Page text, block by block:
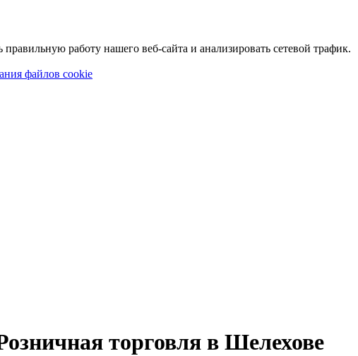
работу нашего веб-сайта и анализировать сетевой трафик.
файлов cookie
торговля в Шелехове